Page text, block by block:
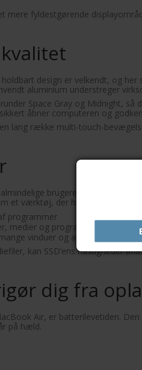
mere fyldestgørende
design er velkendt, og
aluminium understreger
Space Gray og Midnight,
åbner computeren og
lang række multi-touch-
brugere, kan den
et værktøj, der hurtigt tilpasses
programmer
medier og programmer
vinduer og apps åbne
kan SSD’ens hastigheder
dig fra
Air, er batterilevetiden.
på hæld.